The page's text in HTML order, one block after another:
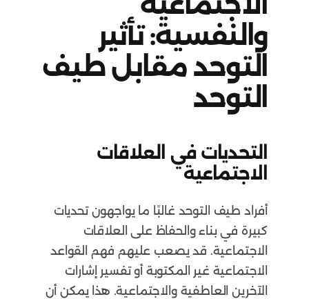
والنفسية: تأثير
التوحد مقابل طيف
التوحد
التحديات في العلاقات
الاجتماعية
أفراد طيف التوحد غالبًا ما يواجهون تحديات
كبيرة في بناء والحفاظ على العلاقات
الاجتماعية. قد يصعب عليهم فهم القواعد
الاجتماعية غير المكتوبة أو تفسير إشارات
الآخرين العاطفية والاجتماعية. هذا يمكن أن